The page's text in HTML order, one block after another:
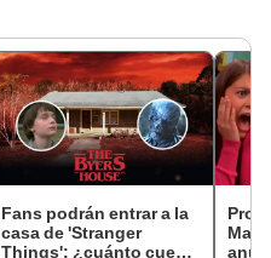
Fans podrán entrar a la
casa de 'Stranger
Things': ¿cuánto cuesta